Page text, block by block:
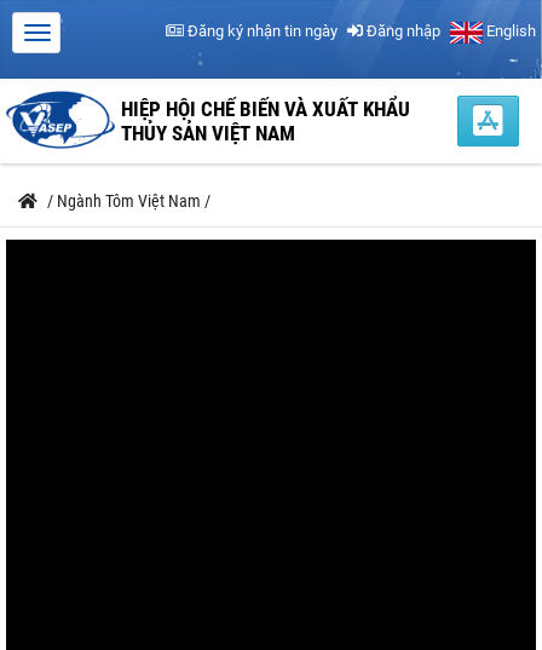
Đăng ký nhận tin ngày Đăng nhập English
HIỆP HỘI CHẾ BIẾN VÀ XUẤT KHẨU
THỦY SẢN VIỆT NAM
/ Ngành Tôm Việt Nam /